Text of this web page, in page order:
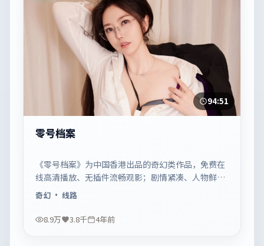
94:51
零号档案
《零号档案》为中国香港出品的奇幻类作品，免费在
线高清播放、无插件流畅观影；剧情紧凑、人物鲜
明，适合休闲一口气追看。
奇幻· 线路
8.9万 3.8千 4年前